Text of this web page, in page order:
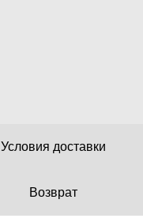
Условия доставки
Возврат